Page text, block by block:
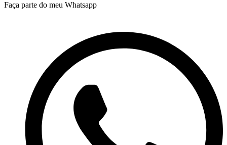
Faça parte do meu Whatsapp